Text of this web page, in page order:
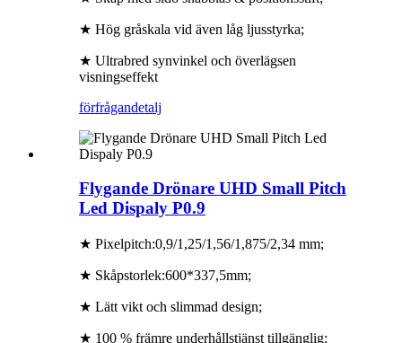
★ Hög gråskala vid även låg ljusstyrka;
★ Ultrabred synvinkel och överlägsen
visningseffekt
förfrågandetalj
Flygande Drönare UHD Small Pitch
Led Dispaly P0.9
★ Pixelpitch:0,9/1,25/1,56/1,875/2,34 mm;
★ Skåpstorlek:600*337,5mm;
★ Lätt vikt och slimmad design;
★ 100 % främre underhållstjänst tillgänglig;